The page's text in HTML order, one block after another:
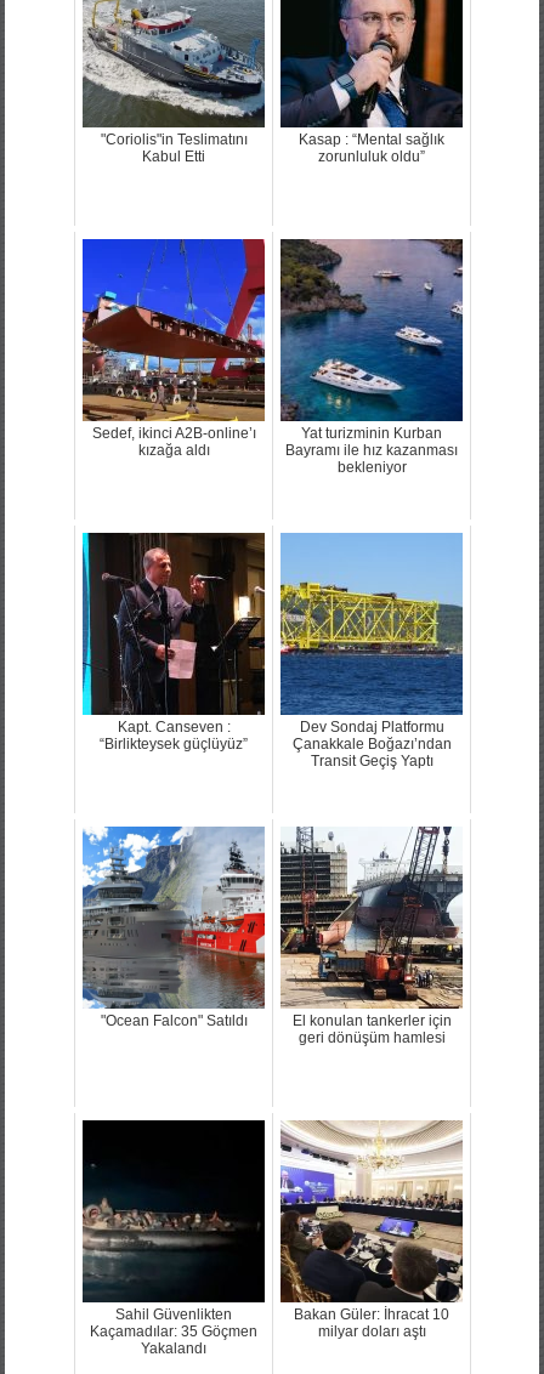
"Coriolis"in Teslimatını
Kabul Etti
Kasap : “Mental sağlık
zorunluluk oldu”
Sedef, ikinci A2B-online’ı
kızağa aldı
Yat turizminin Kurban
Bayramı ile hız kazanması
bekleniyor
Kapt. Canseven :
“Birlikteysek güçlüyüz”
Dev Sondaj Platformu
Çanakkale Boğazı’ndan
Transit Geçiş Yaptı
"Ocean Falcon" Satıldı
El konulan tankerler için
geri dönüşüm hamlesi
Sahil Güvenlikten
Kaçamadılar: 35 Göçmen
Yakalandı
Bakan Güler: İhracat 10
milyar doları aştı